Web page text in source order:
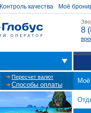
Контроль качества Моё
8
Пересчет валют
Способы оплаты
Моё